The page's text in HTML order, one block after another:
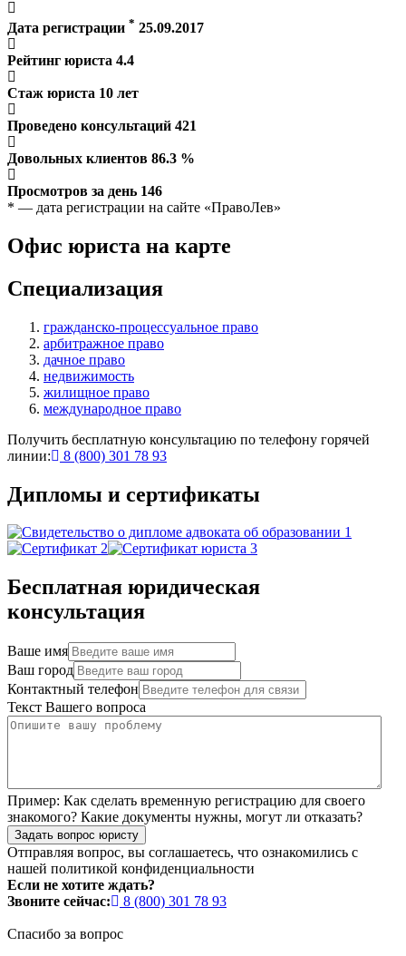
Дата регистрации * 25.09.2017
Рейтинг юриста 4.4
Стаж юриста 10 лет
Проведено консультаций 421
Довольных клиентов 86.3 %
Просмотров за день 146
* — дата регистрации на сайте «ПравоЛев»
Офис юриста на карте
Специализация
гражданско-процессуальное право
арбитражное право
дачное право
недвижимость
жилищное право
международное право
Получить бесплатную консультацию по телефону горячей
линии:
8 (800) 301 78 93
Дипломы и сертификаты
Бесплатная юридическая
консультация
Ваше имя
Ваш город
Контактный телефон
Текст Вашего вопроса
Пример: Как сделать временную регистрацию для своего
знакомого? Какие документы нужны, могут ли отказать?
Задать вопрос юристу
Отправляя вопрос, вы соглашаетесь, что ознакомились с
нашей политикой конфиденциальности
Если не хотите ждать?
Звоните сейчас:
8 (800) 301 78 93
Спасибо за вопрос